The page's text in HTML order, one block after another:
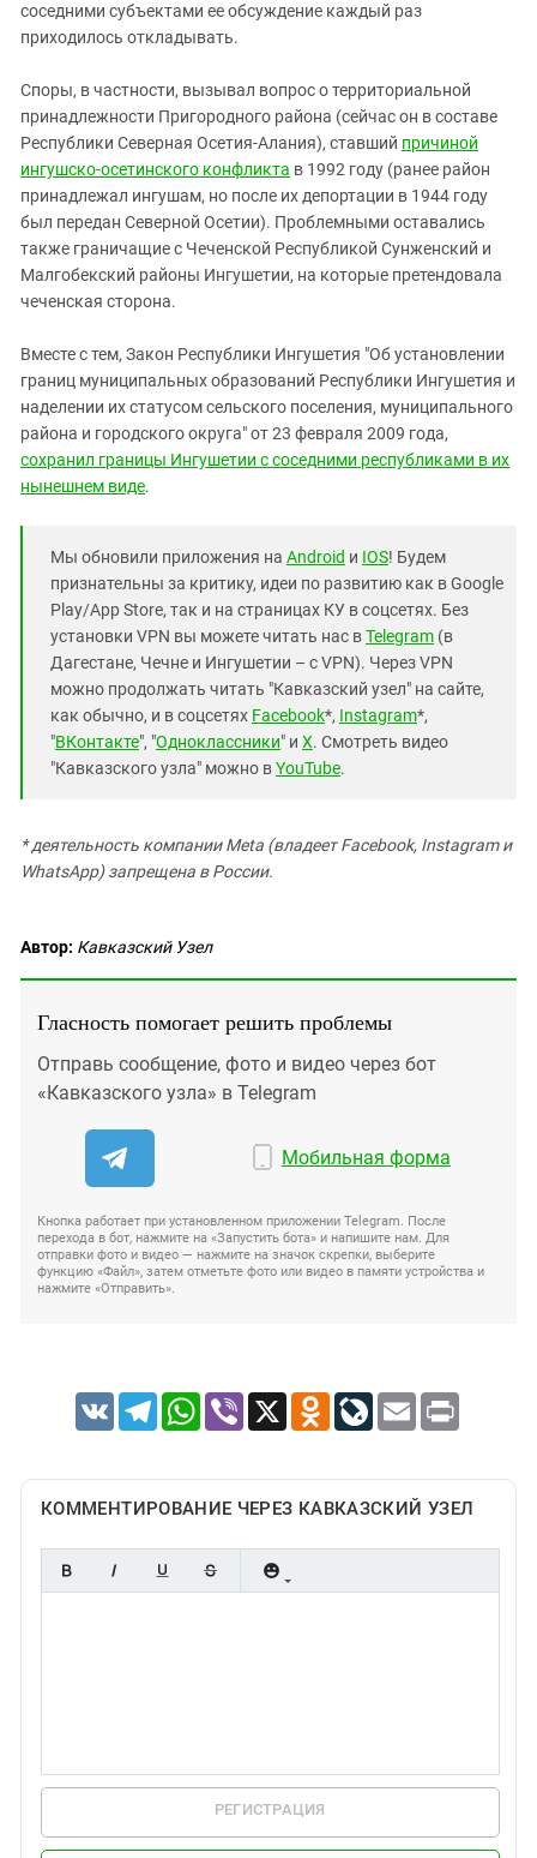
соседними субъектами ее обсуждение каждый раз
приходилось откладывать.
Споры, в частности, вызывал вопрос о территориальной
принадлежности Пригородного района (сейчас он в составе
Республики Северная Осетия-Алания), ставший причиной
ингушско-осетинского конфликта в 1992 году (ранее район
принадлежал ингушам, но после их депортации в 1944 году
был передан Северной Осетии). Проблемными оставались
также граничащие с Чеченской Республикой Сунженский и
Малгобекский районы Ингушетии, на которые претендовала
чеченская сторона.
Вместе с тем, Закон Республики Ингушетия "Об установлении
границ муниципальных образований Республики Ингушетия и
наделении их статусом сельского поселения, муниципального
района и городского округа" от 23 февраля 2009 года,
сохранил границы Ингушетии с соседними республиками в их
нынешнем виде.
Мы обновили приложения на Android и IOS! Будем
признательны за критику, идеи по развитию как в Google
Play/App Store, так и на страницах КУ в соцсетях. Без
установки VPN вы можете читать нас вTelegram (в
Дагестане, Чечне и Ингушетии – с VPN). Через VPN
можно продолжать читать "Кавказский узел" на сайте,
как обычно, и в соцсетях Facebook*, Instagram*,
"ВКонтакте", "Одноклассники" и X. Смотреть видео
"Кавказского узла" можно вYouTube.
* деятельность компании Meta (владеет Facebook, Instagram и
WhatsApp) запрещена в России.
Автор: Кавказский Узел
Гласность помогает решить проблемы
Отправь сообщение, фото и видео через бот
«Кавказского узла» в Telegram
Мобильная форма
Кнопка работает при установленном приложении Telegram. После
перехода в бот, нажмите на «Запустить бота» и напишите нам. Для
отправки фото и видео — нажмите на значок скрепки, выберите
функцию «Файл», затем отметьте фото или видео в памяти устройства и
нажмите «Отправить».
VK TelegramWhatsApp
Viber X Odnoklassniki
LiveJournal
Email Print
КОММЕНТИРОВАНИЕ ЧЕРЕЗ КАВКАЗСКИЙ УЗЕЛ
РЕГИСТРАЦИЯ